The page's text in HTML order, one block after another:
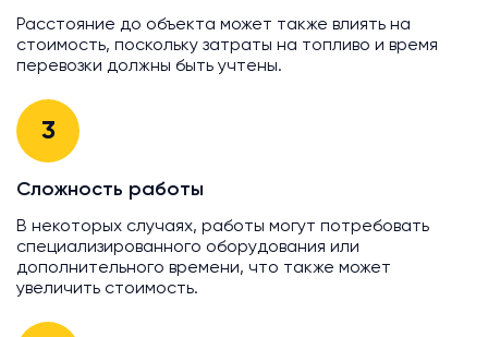
Расстояние до объекта может также влиять на
стоимость, поскольку затраты на топливо и время
перевозки должны быть учтены.
3
Сложность работы
В некоторых случаях, работы могут потребовать
специализированного оборудования или
дополнительного времени, что также может
увеличить стоимость.